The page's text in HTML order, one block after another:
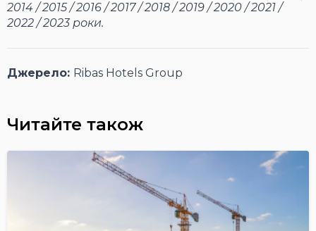
2014 / 2015 / 2016 / 2017 / 2018 / 2019 / 2020 / 2021 /
2022 / 2023 роки.
Джерело: Ribas Hotels Group
Читайте також